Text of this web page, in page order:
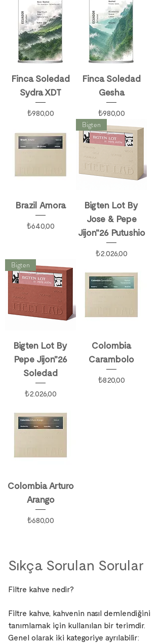
Finca Soledad
Sydra XDT
Fiyat
₺980,00
Finca Soledad
Gesha
Fiyat
₺980,00
Brazil Amora
Fiyat
₺640,00
Bigten
Bigten Lot By
Jose & Pepe
Jijon"26 Putushio
Fiyat
₺2.026,00
Bigten
Bigten Lot By
Pepe Jijon"26
Soledad
Fiyat
₺2.026,00
Colombia
Carambolo
Fiyat
₺820,00
Colombia Arturo
Arango
Fiyat
₺680,00
Sıkça Sorulan Sorular
Filtre kahve nedir?
Filtre kahve, kahvenin nasıl demlendiğini
tanımlamak için kullanılan bir terimdir.
Genel olarak iki kategoriye ayrılabilir: